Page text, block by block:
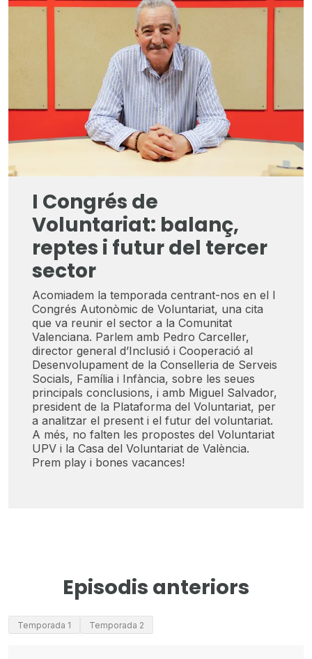
I Congrés de
Voluntariat: balanç,
reptes i futur del tercer
sector
Acomiadem la temporada centrant-nos en el I
Congrés Autonòmic de Voluntariat, una cita
que va reunir el sector a la Comunitat
Valenciana. Parlem amb Pedro Carceller,
director general d’Inclusió i Cooperació al
Desenvolupament de la Conselleria de Serveis
Socials, Família i Infància, sobre les seues
principals conclusions, i amb Miguel Salvador,
president de la Plataforma del Voluntariat, per
a analitzar el present i el futur del voluntariat.
A més, no falten les propostes del Voluntariat
UPV i la Casa del Voluntariat de València.
Prem play i bones vacances!
Episodis anteriors
Temporada 1 Temporada 2